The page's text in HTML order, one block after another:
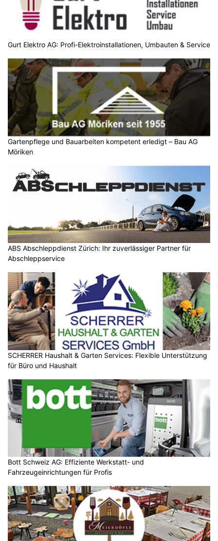
Gurt Elektro AG: Profi-Elektroinstallationen, Umbauten & Service
Gartenpflege und Bauarbeiten kompetent erledigt – Bau AG
Möriken
ABS Abschleppdienst Zürich: Ihr zuverlässiger Partner für
Abschleppservice
SCHERRER Haushalt & Garten Services: Flexible Unterstützung
für Büro und Haushalt
Bott Schweiz AG: Effiziente Werkstatt- und
Fahrzeugeinrichtungen für Profis